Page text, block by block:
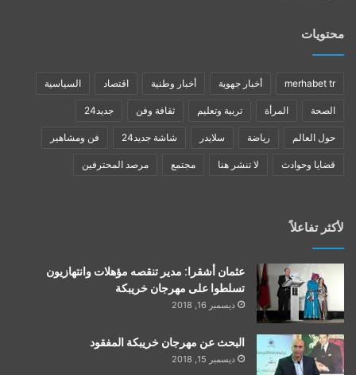
محتويات
merhabet tr أخبار جهوية أخبار وطنية اقتصاد السياسية
الصحة المرأة تربية وتعليم ثقافة وفن جديد24
حول العالم رياضة سلايدر شاشة جديد24 فن ومشاهير
قضايا وحوادث لا تنشر هنا مجتمع مرصد المحترفين
لأكثر تفاعلاً
عثمان أشقرا: مدير تنقصه مؤهلات وانتهازيون
تسلطوا على مهرجان خريبكة
ديسمبر 16, 2018
البحث عن مهرجان خريبكة المفقود
ديسمبر 15, 2018